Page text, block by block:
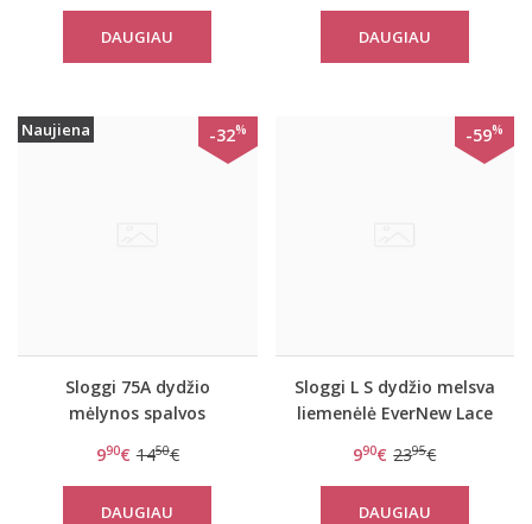
DAUGIAU DAUGIAU
Naujiena -32%
Sloggi 75A dydžio
mėlynos spalvos
N
990€ 1450€
DAUGIAU
-59%
Sloggi L S dydžio melsva
liemenėlė EverNew Lace
990€ 2395€
DAUGIAU